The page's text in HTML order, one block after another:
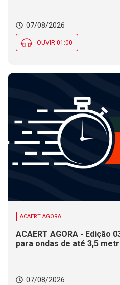
07/08/2026
OUVIR 01:00
ACAERT AGORA
ACAERT AGORA - Edição
para ondas de até 3,5
07/08/2026